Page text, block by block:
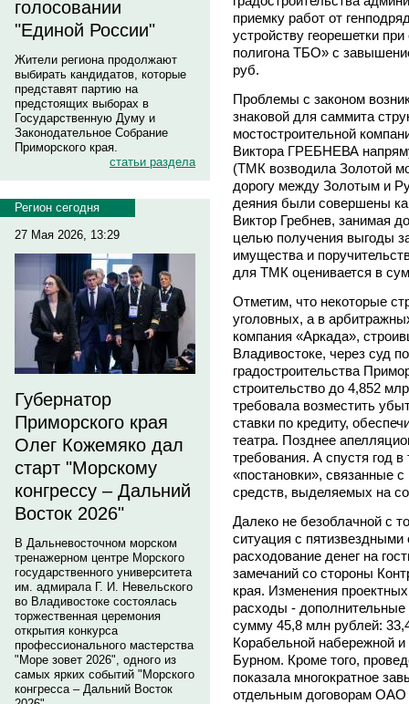
голосовании
"Единой России"
Жители региона продолжают
выбирать кандидатов, которые
представят партию на
предстоящих выборах в
Государственную Думу и
Законодательное Собрание
Приморского края.
статьи раздела
Регион сегодня
27 Мая 2026, 13:29
Губернатор
Приморского края
Олег Кожемяко дал
старт "Морскому
конгрессу – Дальний
Восток 2026"
В Дальневосточном морском
тренажерном центре Морского
государственного университета
им. адмирала Г. И. Невельского
во Владивостоке состоялась
торжественная церемония
открытия конкурса
профессионального мастерства
"Море зовет 2026", одного из
самых ярких событий "Морского
конгресса – Дальний Восток
приемку работ от
устройству георешетки
полигона ТБО» с
руб.
Проблемы с законом
знаковой для саммита
мостостроительной
Виктора ГРЕБНЕВА
(ТМК возводила Золотой
дорогу между Золотым и
деяния были совершены
Виктор Гребнев, занимая
целью получения выгоды
имущества и
для ТМК оценивается в
Отметим, что некоторые
уголовных, а в
компания «Аркада»,
Владивостоке, через суд
градостроительства
строительство до 4,852
требовала возместить
ставки по кредиту,
театра. Позднее
требования. А спустя год
«постановки», связанные
средств, выделяемых на
Далеко не безоблачной с
ситуация с
расходование денег на
замечаний со стороны
края. Изменения
расходы -
сумму 45,8 млн рублей:
Корабельной набережной
Бурном. Кроме того,
показала многократное
отдельным договорам